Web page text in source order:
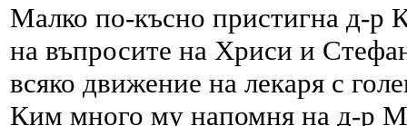
Малко по-късно пристигна д-р
на въпросите на Хриси и
всяко движение на лекаря с
Ким много му напомня на д-р